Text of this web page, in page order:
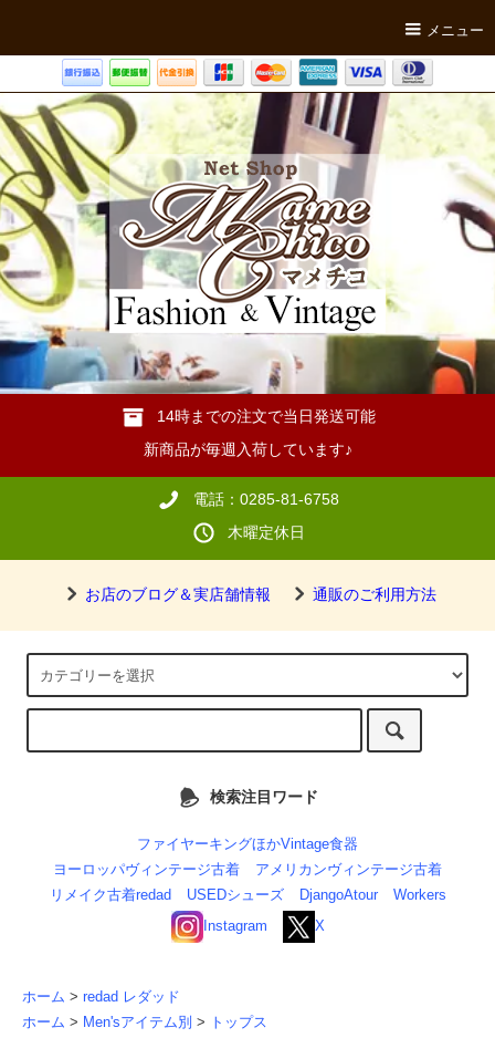
メニュー
14時までの注文で当日発送可能
新商品が毎週入荷しています♪
電話：0285-81-6758
木曜定休日
お店のブログ＆実店舗情報 通販のご利用方法
検索注目ワード
ファイヤーキングほかVintage食器
ヨーロッパヴィンテージ古着
アメリカンヴィンテージ古着
リメイク古着redad
USEDシューズ DjangoAtour
Workers
Instagram
X
ホーム > redad レダッド
ホーム > Men'sアイテム別 >
トップス